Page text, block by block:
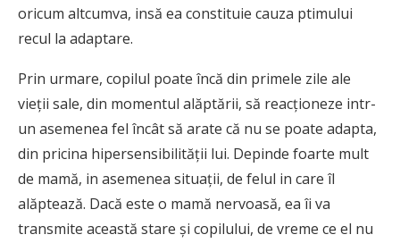
oricum altcumva, insă ea constituie cauza ptimului
recul la adaptare.
Prin urmare, copilul poate încă din primele zile ale
vieţii sale, din momentul alăptării, să reacţioneze intr-
un asemenea fel încât să arate că nu se poate adapta,
din pricina hipersensibilităţii lui. Depinde foarte mult
de mamă, in asemenea situaţii, de felul in care îl
alăptează. Dacă este o mamă nervoasă, ea îi va
transmite această stare şi copilului, de vreme ce el nu